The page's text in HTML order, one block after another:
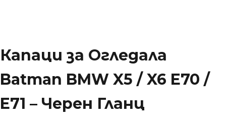
Капаци за Огледала
Batman BMW X5 / X6 E70 /
E71 – Черен Гланц